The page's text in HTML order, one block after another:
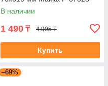
В наличии
1 490 ₸ 4 995 ₸
Купить
–69%